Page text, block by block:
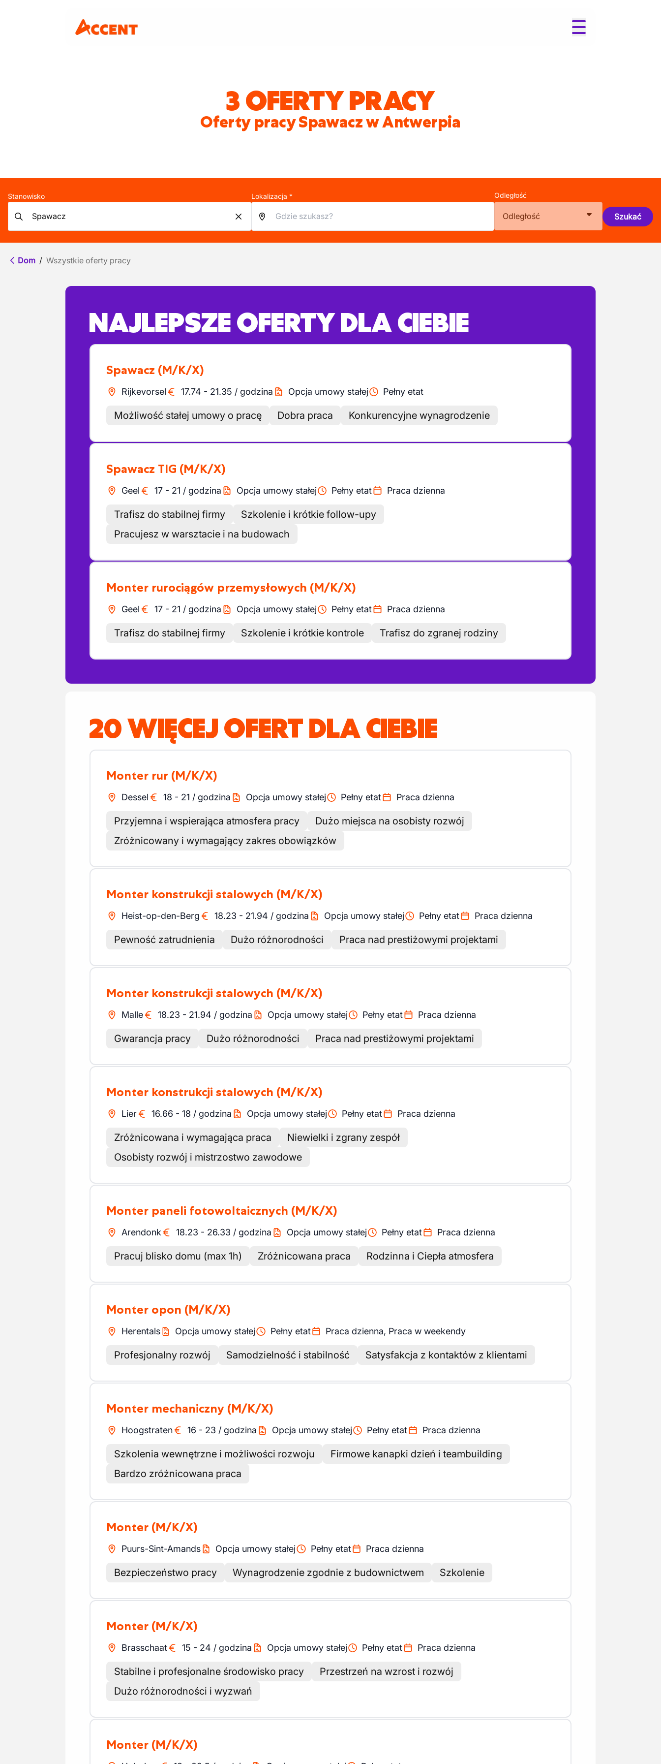
3 OFERTY PRACY
Oferty pracy Spawacz w Antwerpia
Stanowisko Lokalizacja * Odległość
Odległość Szukać
Dom / Wszystkie oferty pracy
NAJLEPSZE OFERTY DLA CIEBIE
Spawacz (M/K/X)
Rijkevorsel 17.74 - 21.35 / godzina Opcja umowy stałej Pełny etat
Możliwość stałej umowy o pracę Dobra praca Konkurencyjne wynagrodzenie
Spawacz TIG (M/K/X)
Geel 17 - 21 / godzina Opcja umowy stałej Pełny etat Praca dzienna
Trafisz do stabilnej firmy
Szkolenie i krótkie follow-upy
Pracujesz w warsztacie i na budowach
Monter rurociągów przemysłowych (M/K/X)
Geel 17 - 21 / godzina Opcja umowy stałej Pełny etat Praca dzienna
Trafisz do stabilnej firmy Szkolenie i krótkie kontrole Trafisz do zgranej rodziny
20 WIĘCEJ OFERT DLA CIEBIE
Monter rur (M/K/X)
Dessel 18 - 21 / godzina Opcja umowy stałej Pełny etat Praca dzienna
Przyjemna i wspierająca atmosfera pracy
Dużo miejsca na osobisty rozwój
Zróżnicowany i wymagający zakres obowiązków
Monter konstrukcji stalowych (M/K/X)
Heist-op-den-Berg 18.23 - 21.94 / godzina Opcja umowy stałej Pełny etat Praca dzienna
Pewność zatrudnienia Dużo różnorodności Praca nad prestiżowymi projektami
Monter konstrukcji stalowych (M/K/X)
Malle 18.23 - 21.94 / godzina Opcja umowy stałej Pełny etat Praca dzienna
Gwarancja pracy Dużo różnorodności Praca nad prestiżowymi projektami
Monter konstrukcji stalowych (M/K/X)
Lier 16.66 - 18 / godzina Opcja umowy stałej Pełny etat Praca dzienna
Zróżnicowana i wymagająca praca
Niewielki i zgrany zespół
Osobisty rozwój i mistrzostwo zawodowe
Monter paneli fotowoltaicznych (M/K/X)
Arendonk 18.23 - 26.33 / godzina Opcja umowy stałej Pełny etat Praca dzienna
Pracuj blisko domu (max 1h) Zróżnicowana praca Rodzinna i Ciepła atmosfera
Monter opon (M/K/X)
Herentals Opcja umowy stałej Pełny etat Praca dzienna, Praca w weekendy
Profesjonalny rozwój Samodzielność i stabilność Satysfakcja z kontaktów z klientami
Monter mechaniczny (M/K/X)
Hoogstraten 16 - 23 / godzina Opcja umowy stałej Pełny etat Praca dzienna
Szkolenia wewnętrzne i możliwości rozwoju
Firmowe kanapki dzień i teambuilding
Bardzo zróżnicowana praca
Monter (M/K/X)
Puurs-Sint-Amands Opcja umowy stałej Pełny etat Praca dzienna
Bezpieczeństwo pracy Wynagrodzenie zgodnie z budownictwem Szkolenie
Monter (M/K/X)
Brasschaat 15 - 24 / godzina Opcja umowy stałej Pełny etat Praca dzienna
Stabilne i profesjonalne środowisko pracy
Przestrzeń na wzrost i rozwój
Dużo różnorodności i wyzwań
Monter (M/K/X)